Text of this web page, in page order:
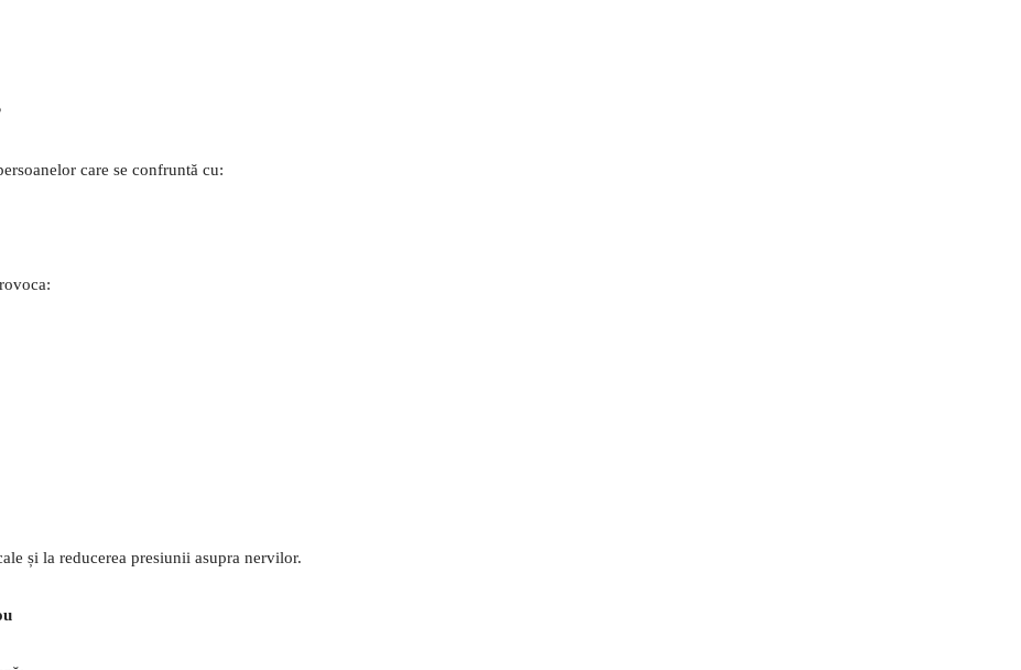
care se confruntă cu:
și la reducerea presiunii asupra nervilor.